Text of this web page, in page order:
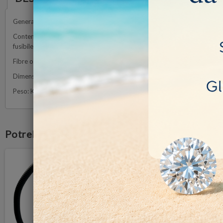
Generatore di luce fredda con basso sviluppo di calore anche dopo un
Contenitore in metallo con maniglia, lampada alogena prefocalizzata
fusibile.
Fibre ottiche flessibili a una o due vie
Dimensioni: cm 16 x 24p x 11h
Peso: Kg 3,6
Potrebbe anche piacerti